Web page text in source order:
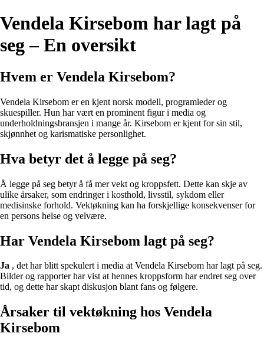
Vendela Kirsebom har lagt på
seg – En oversikt
Hvem er Vendela Kirsebom?
Vendela Kirsebom er en kjent norsk modell, programleder og
skuespiller. Hun har vært en prominent figur i media og
underholdningsbransjen i mange år. Kirsebom er kjent for sin stil,
skjønnhet og karismatiske personlighet.
Hva betyr det å legge på seg?
Å legge på seg betyr å få mer vekt og kroppsfett. Dette kan skje av
ulike årsaker, som endringer i kosthold, livsstil, sykdom eller
medisinske forhold. Vektøkning kan ha forskjellige konsekvenser for
en persons helse og velvære.
Har Vendela Kirsebom lagt på seg?
Ja , det har blitt spekulert i media at Vendela Kirsebom har lagt på seg.
Bilder og rapporter har vist at hennes kroppsform har endret seg over
tid, og dette har skapt diskusjon blant fans og følgere.
Årsaker til vektøkning hos Vendela
Kirsebom